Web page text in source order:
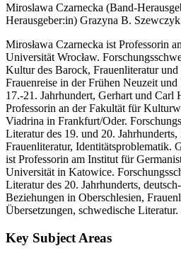
Miroslawa Czarnecka (Band-
Herausgeber:in) Grazyna B.
Mirosława Czarnecka ist Professorin
Universität Wrocław.
Kultur des Barock, Frauenliteratur
Frauenreise in der Frühen Neuzeit
17.-21. Jahrhundert, Gerhart und Carl
Professorin an der Fakultät für
Viadrina in Frankfurt/Oder.
Literatur des 19. und 20.
Frauenliteratur, Identitätsproblematik.
ist Professorin am Institut für
Universität in Katowice.
Literatur des 20. Jahrhunderts,
Beziehungen in Oberschlesien,
Übersetzungen, schwedische Literatur.
Key Subject Areas